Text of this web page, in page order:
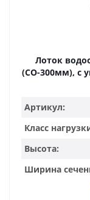
Лоток
(СО-300мм), с
Артикул:
Класс
Высота:
Ширина